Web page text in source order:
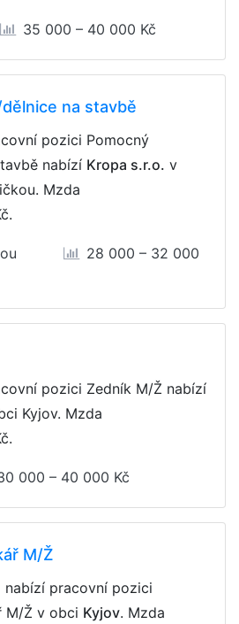
35 000 – 40 000 Kč
na stavbě
pozici Pomocný
nabízí Kropa s.r.o. v
Mzda
.
28 000 – 32 000
pozici Zedník M/Ž nabízí
Kyjov. Mzda
.
000 – 40 000 Kč
M/Ž
nabízí pracovní pozici
M/Ž v obci Kyjov. Mzda